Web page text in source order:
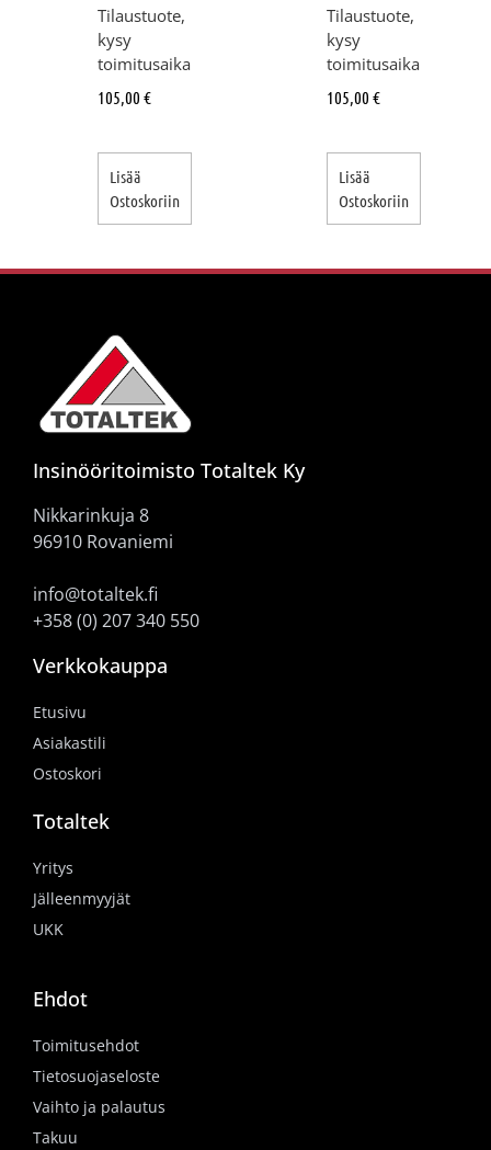
Tilaustuote,
kysy
toimitusaika
105,00 €
Lisää
Ostoskoriin
Tilaustuote,
kysy
toimitusaika
105,00 €
Lisää
Ostoskoriin
Insinööritoimisto Totaltek Ky
Nikkarinkuja 8
96910 Rovaniemi
info@totaltek.fi
+358 (0) 207 340 550
Verkkokauppa
Etusivu
Asiakastili
Ostoskori
Totaltek
Yritys
Jälleenmyyjät
UKK
Ehdot
Toimitusehdot
Tietosuojaseloste
Vaihto ja palautus
Takuu